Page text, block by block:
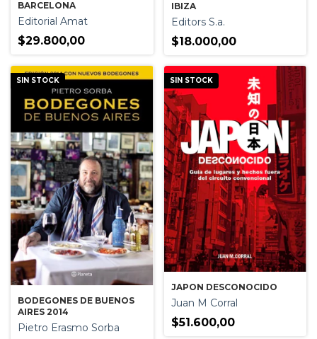
BARCELONA
Editorial Amat
$29.800,00
IBIZA
Editors S.a.
$18.000,00
SIN STOCK
BODEGONES DE BUENOS
AIRES 2014
Pietro Erasmo Sorba
SIN STOCK
JAPON DESCONOCIDO
Juan M Corral
$51.600,00